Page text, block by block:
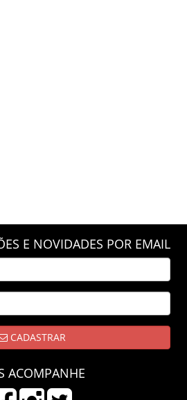
E NOVIDADES POR EMAIL
CADASTRAR
ACOMPANHE